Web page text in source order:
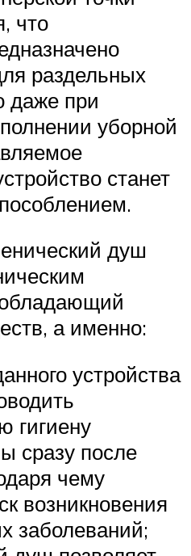
что
раздельных
даже при
уборной
станет
душ
а именно:
устройства
гигиену
сразу после
чему
возникновения
заболеваний;